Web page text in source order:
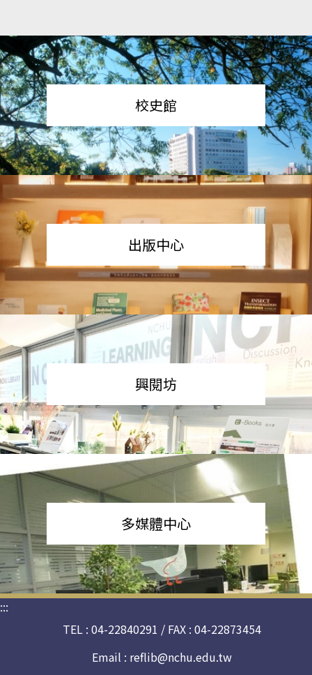
校史館
出版中心
興閱坊
多媒體中心
:::
TEL : 04-22840291 / FAX : 04-22873454
Email : reflib@nchu.edu.tw